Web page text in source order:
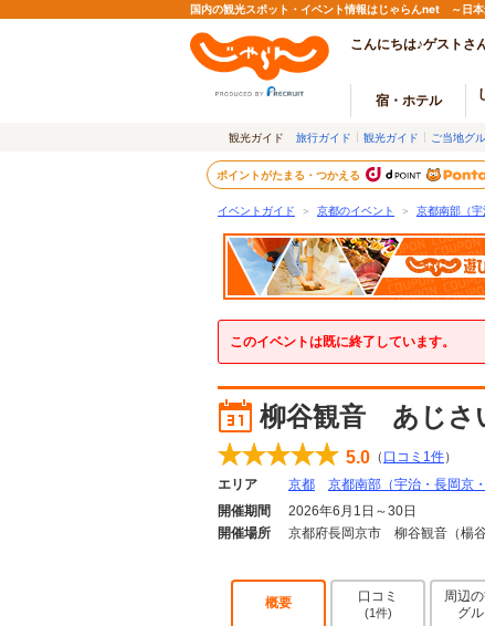
国内の観光スポット・イベント情報はじゃらんnet ～日
こんにちは♪ゲストさ
宿・ホテル
観光ガイド 旅行ガイド 観光ガイド ご当地グ
ポイントがたまる・つかえる
イベントガイド ＞ 京都のイベント ＞ 京都南部（
このイベントは既に終了しています。
柳谷観音 あじさ
5.0 （ 口コミ 1件）
エリア
京都 京都南部（宇治・長岡京・
開催期間
2026年6月1日～30日
開催場所
京都府長岡京市 柳谷観音（楊谷
概要 口コミ
(1件)
周辺
グ